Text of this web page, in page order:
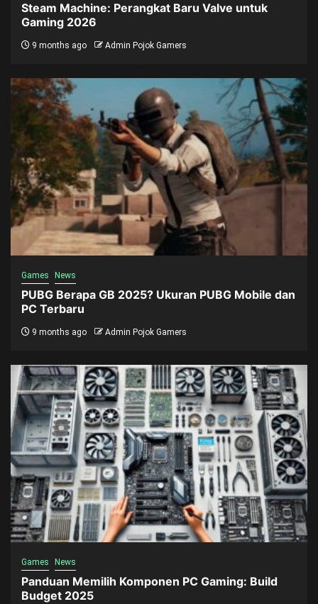
Steam Machine: Perangkat Baru Valve untuk
Gaming 2026
9 months ago Admin Pojok Gamers
Games News
PUBG Berapa GB 2025? Ukuran PUBG Mobile dan
PC Terbaru
9 months ago Admin Pojok Gamers
Games News
Panduan Memilih Komponen PC Gaming: Build
Budget 2025